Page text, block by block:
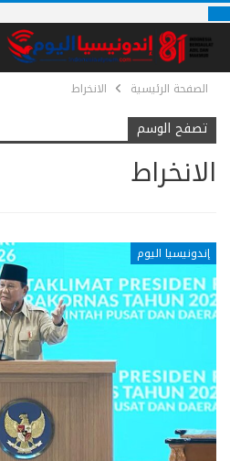
الصفحة الرئيسية الانخراط
تصفح الوسم
الانخراط
إندونيسيا اليوم